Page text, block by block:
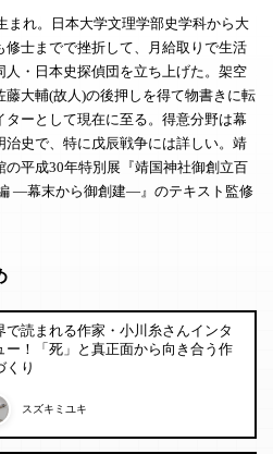
まれ。日本大学文理学部史学科から大
修士までで挫折して、月給取りで生活
人・日本史探偵団を立ち上げた。架空
藤大輔(故人)の後押しを得て物書きに転
ターとして現在に至る。得意分野は幕
治史で、特に戊辰戦争には詳しい。靖
の平成30年特別展『靖国神社御創立百
―幕末から御創建―』のテキスト監修
で読まれる作家・小川糸さんインタ
ー！「死」と真正面から向き合う作
くり
スズキミユキ